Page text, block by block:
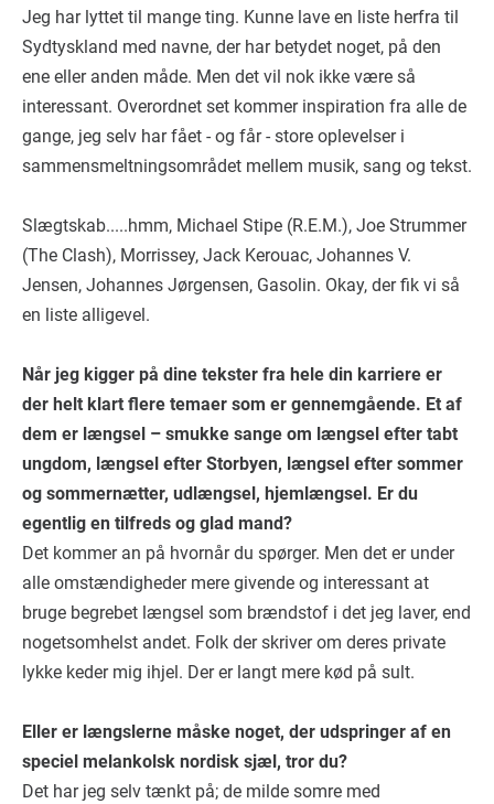
Jeg har lyttet til mange ting. Kunne lave en liste herfra til
Sydtyskland med navne, der har betydet noget, på den
ene eller anden måde. Men det vil nok ikke være så
interessant. Overordnet set kommer inspiration fra alle de
gange, jeg selv har fået - og får - store oplevelser i
sammensmeltningsområdet mellem musik, sang og tekst.
Slægtskab.....hmm, Michael Stipe (R.E.M.), Joe Strummer
(The Clash), Morrissey, Jack Kerouac, Johannes V.
Jensen, Johannes Jørgensen, Gasolin. Okay, der fik vi så
en liste alligevel.
Når jeg kigger på dine tekster fra hele din karriere er
der helt klart flere temaer som er gennemgående. Et af
dem er længsel – smukke sange om længsel efter tabt
ungdom, længsel efter Storbyen, længsel efter sommer
og sommernætter, udlængsel, hjemlængsel. Er du
egentlig en tilfreds og glad mand?
Det kommer an på hvornår du spørger. Men det er under
alle omstændigheder mere givende og interessant at
bruge begrebet længsel som brændstof i det jeg laver, end
nogetsomhelst andet. Folk der skriver om deres private
lykke keder mig ihjel. Der er langt mere kød på sult.
Eller er længslerne måske noget, der udspringer af en
speciel melankolsk nordisk sjæl, tror du?
Det har jeg selv tænkt på; de milde somre med